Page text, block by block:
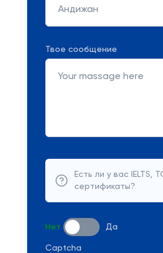
Андижан
Твое сообщение
Есть ли у вас IELTS,
сертификаты?
Нет Да
Captcha